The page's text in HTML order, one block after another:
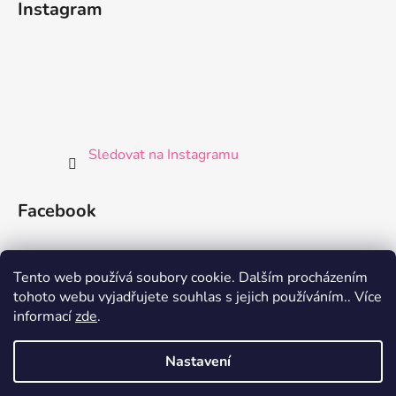
Tento web používá soubory cookie. Dalším procházením
tohoto webu vyjadřujete souhlas s jejich používáním.. Více
informacízde.
Nastavení
Instagram
Sledovat na Instagramu
Facebook